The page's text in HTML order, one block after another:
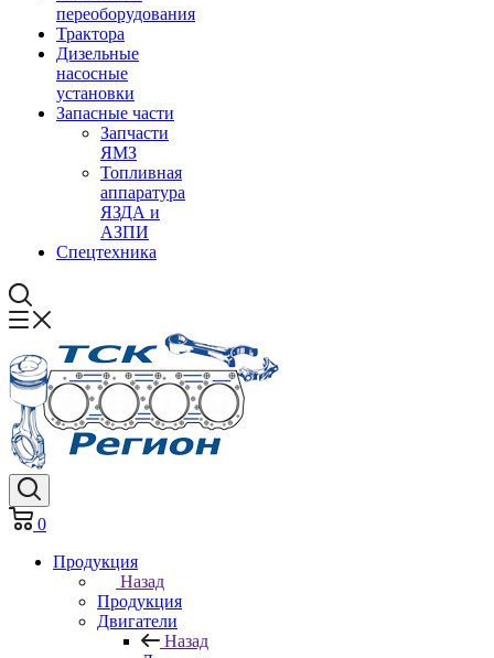
переоборудования
Трактора
Дизельные
насосные
установки
Запасные части
Запчасти
ЯМЗ
Топливная
аппаратура
ЯЗДА и
АЗПИ
Спецтехника
0
Продукция
Назад
Продукция
Двигатели
Назад